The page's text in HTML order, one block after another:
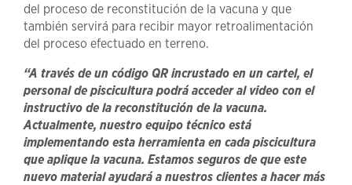
del proceso de reconstitución de la vacuna y que
también servirá para recibir mayor retroalimentación
del proceso efectuado en terreno.
“A través de un código QR incrustado en un cartel, el
personal de piscicultura podrá acceder al video con el
instructivo de la reconstitución de la vacuna.
Actualmente, nuestro equipo técnico está
implementando esta herramienta en cada piscicultura
que aplique la vacuna. Estamos seguros de que este
nuevo material ayudará a nuestros clientes a hacer más